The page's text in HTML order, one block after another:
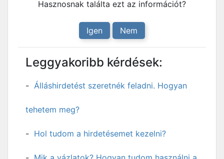
Hasznosnak találta ezt az információt?
Igen Nem
Leggyakoribb kérdések:
Álláshirdetést szeretnék feladni. Hogyan
tehetem meg?
Hol tudom a hirdetésemet kezelni?